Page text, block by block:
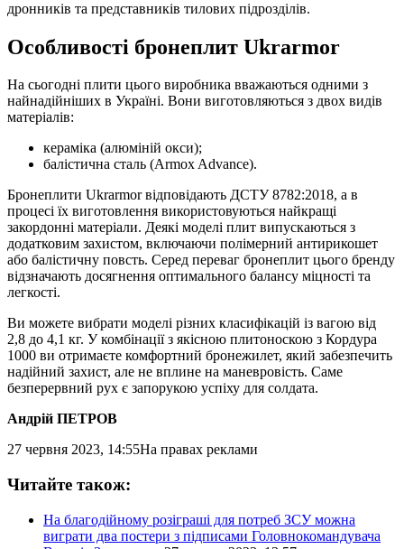
дронників та представників тилових підрозділів.
Особливості бронеплит Ukrarmor
На сьогодні плити цього виробника вважаються одними з
найнадійніших в Україні. Вони виготовляються з двох видів
матеріалів:
кераміка (алюміній окси);
балістична сталь (Armox Advance).
Бронеплити Ukrarmor відповідають ДСТУ 8782:2018, а в
процесі їх виготовлення використовуються найкращі
закордонні матеріали. Деякі моделі плит випускаються з
додатковим захистом, включаючи полімерний антирикошет
або балістичну повсть. Серед переваг бронеплит цього бренду
відзначають досягнення оптимального балансу міцності та
легкості.
Ви можете вибрати моделі різних класифікацій із вагою від
2,8 до 4,1 кг. У комбінації з якісною плитоноскою з Кордура
1000 ви отримаєте комфортний бронежилет, який забезпечить
надійний захист, але не вплине на маневровість. Саме
безперервний рух є запорукою успіху для солдата.
Андрій ПЕТРОВ
27 червня 2023, 14:55На правах реклами
Читайте також:
На благодійному розіграші для потреб ЗСУ можна
виграти два постери з підписами Головнокомандувача